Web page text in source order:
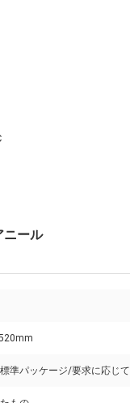
ニール
準パッケージ/要求に応じて